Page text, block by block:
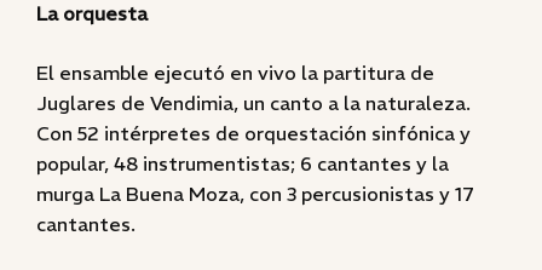
La orquesta
El ensamble ejecutó en vivo la partitura de
Juglares de Vendimia, un canto a la naturaleza.
Con 52 intérpretes de orquestación sinfónica y
popular, 48 instrumentistas; 6 cantantes y la
murga La Buena Moza, con 3 percusionistas y 17
cantantes.